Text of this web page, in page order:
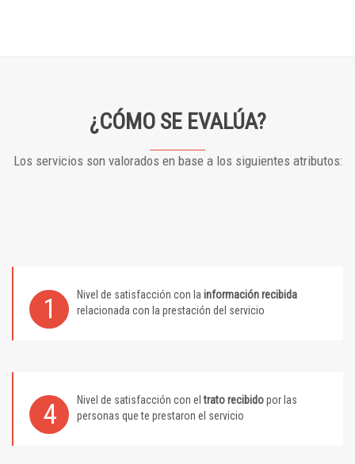
¿CÓMO SE EVALÚA?
Los servicios son valorados en base a los siguientes atributos:
1 Nivel de satisfacción con la información recibida
relacionada con la prestación del servicio
4 Nivel de satisfacción con eltrato recibidopor las
personas que te prestaron el servicio